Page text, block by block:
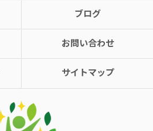
ブログ
お問い合わせ
サイトマップ